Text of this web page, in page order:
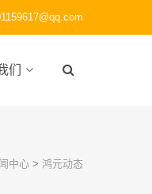
们
中心 > 鸿元动态